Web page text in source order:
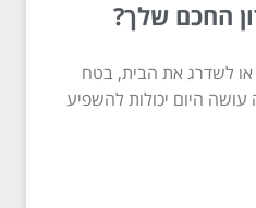
החכם שלך?
לשדרג את הבית, בטח
היום יכולות להשפיע